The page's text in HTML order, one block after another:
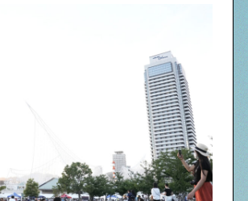
物件情報やリノベーション事例を紹介します
下町に暮らす人たちに日記を書いてもらいました